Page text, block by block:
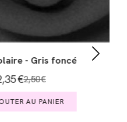
Tissu polaire -